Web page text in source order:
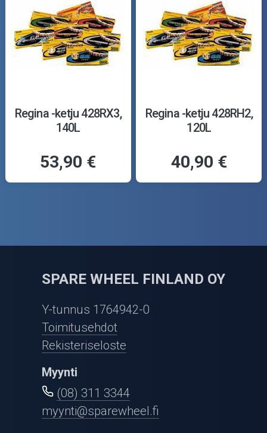
Regina -ketju 428RX3,
140L
53,90 €
Regina -ketju 428RH2,
120L
40,90 €
SPARE WHEEL FINLAND OY
Y-tunnus 1764942-0
Toimitusehdot
Rekisteriseloste
Myynti
(08) 311 3344
myynti@sparewheel.fi